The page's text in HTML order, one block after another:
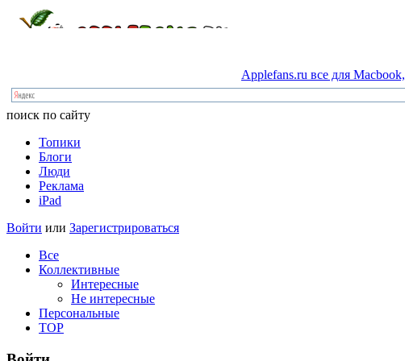
Applefans.ru все для Macbook,
поиск по сайту
Топики
Блоги
Люди
Реклама
iPad
Войти или Зарегистрироваться
Все
Коллективные
Интересные
Не интересные
Персональные
TOP